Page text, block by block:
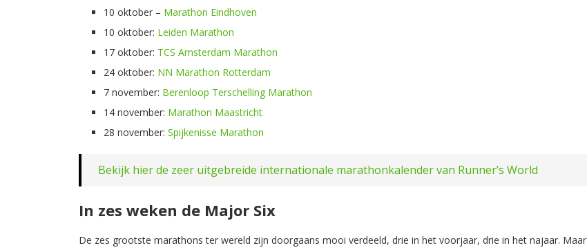
10 oktober – Marathon Eindhoven
10 oktober: Leiden Marathon
17 oktober: TCS Amsterdam Marathon
24 oktober: NN Marathon Rotterdam
7 november: Berenloop Terschelling Marathon
14 november: Marathon Maastricht
28 november: Spijkenisse Marathon
Bekijk hier de zeer uitgebreide internationale marathonkalender van Runner’s World
In zes weken de Major Six
De zes grootste marathons ter wereld zijn doorgaans mooi verdeeld, drie in het voorjaar, drie in het najaar. Maar